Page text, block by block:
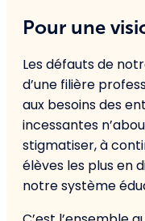
Pour une
Les défauts de
d’une filière
aux besoins des
incessantes
stigmatiser, à
élèves les plus en
notre système